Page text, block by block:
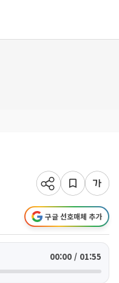
구글 선호매체 추가
00:00 / 01:55